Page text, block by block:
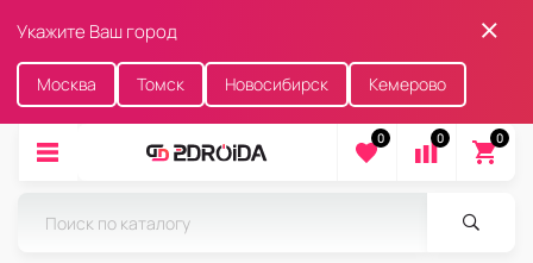
Укажите Ваш город
Москва Томск Новосибирск Кемерово
0 0 0